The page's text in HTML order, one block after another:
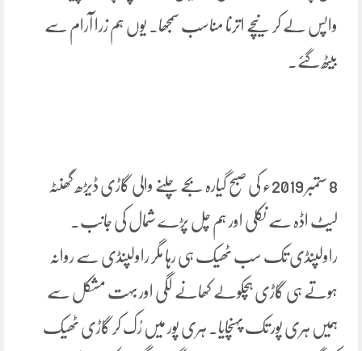
واپس لے کر نیچے اترنا مناسب سمجھا. یوں ہم زرا آرام سے
بیٹھ گئے۔
8 ستمبر 2019ء کی صبح گیارہ بجے چلنے والی گاڑی ڈیڑھ گھنٹہ
لیٹ اڈہ سے نکلی اور ہم چل پڑے شمال کی جانب۔
راولپنڈی تک سب ٹھیک ہی رہا مگر راولپنڈی سے روانہ
ہوتے ہی گاڑی ہچکولے کھانے لگی اور بہت مشکل سے
ہمیں ہری پور تک پہنچایا۔ ہری پور میں رُک کر گاڑی ٹھیک